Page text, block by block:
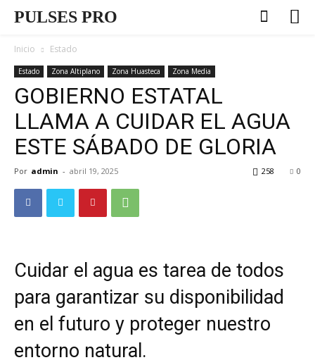
PULSES PRO
Inicio Estado
Estado Zona Altiplano Zona Huasteca Zona Media
GOBIERNO ESTATAL
LLAMA A CUIDAR EL AGUA
ESTE SÁBADO DE GLORIA
Por admin - abril 19, 2025 0
258
Cuidar el agua es tarea de todos
para garantizar su disponibilidad
en el futuro y proteger nuestro
entorno natural.